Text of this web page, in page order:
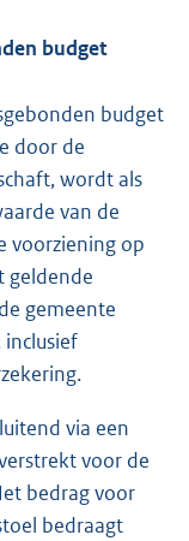
budget
budget
door de
wordt als
van de
voorziening op
geldende
gemeente
inclusief
via een
voor de
bedrag voor
bedraagt